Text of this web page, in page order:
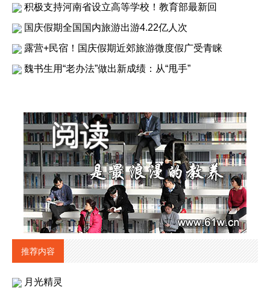
积极支持河南省设立高等学校！教育部最新回
国庆假期全国国内旅游出游4.22亿人次
露营+民宿！国庆假期近郊旅游微度假广受青睐
魏书生用“老办法”做出新成绩：从“甩手”
推荐内容
月光精灵